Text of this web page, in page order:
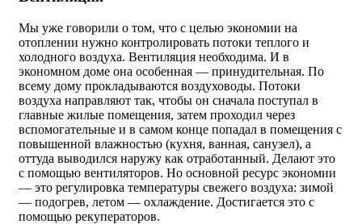
Мы уже говорили о том, что с целью экономии на
отоплении нужно контролировать потоки теплого и
холодного воздуха. Вентиляция необходима. И в
экономном доме она особенная — принудительная. По
всему дому прокладываются воздуховоды. Потоки
воздуха направляют так, чтобы он сначала поступал в
главные жилые помещения, затем проходил через
вспомогательные и в самом конце попадал в помещения с
повышенной влажностью (кухня, ванная, санузел), а
оттуда выводился наружу как отработанный. Делают это
с помощью вентиляторов. Но основной ресурс экономии
— это регулировка температуры свежего воздуха: зимой
— подогрев, летом — охлаждение. Достигается это с
помощью рекуператоров.